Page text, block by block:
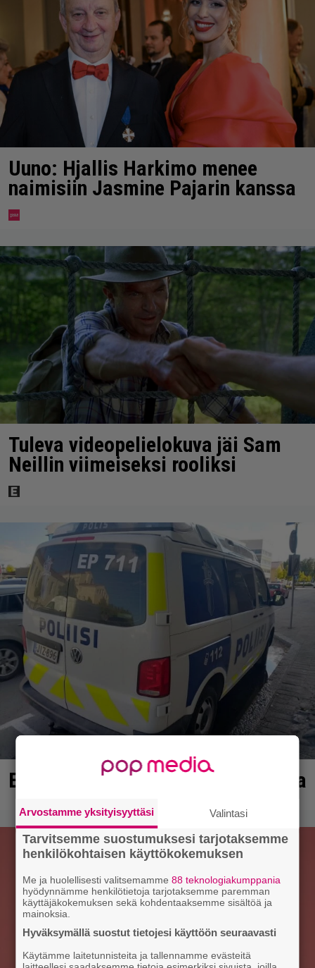
Uuno: Hjallis Harkimo menee
naimisiin Jasmine Pajarin kanssa
Tuleva videopelielokuva jäi Sam
Neillin viimeiseksi rooliksi
Erittäin vaarallinen kuski Ulvilassa
Arvostamme yksityisyyttäsi Valintasi
Tarvitsemme suostumuksesi tarjotaksemme
henkilökohtaisen käyttökokemuksen
Me ja huolellisesti valitsemamme88 teknologiakumppania
hyödynnämme henkilötietoja tarjotaksemme paremman
käyttäjäkokemuksen sekä kohdentaaksemme sisältöä ja
mainoksia.
Hyväksymällä suostut tietojesi käyttöön seuraavasti
Käytämme laitetunnisteita ja tallennamme evästeitä